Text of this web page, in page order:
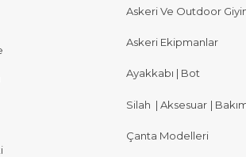
Askeri Ve Outdoor
Askeri Ekipmanlar
Ayakkabı | Bot
Silah | Aksesuar |
Çanta Modelleri